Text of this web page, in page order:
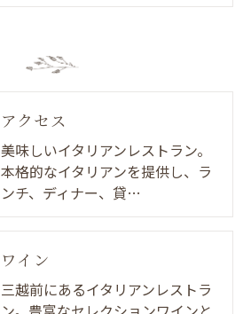
アクセス
美味しいイタリアンレストラン。
本格的なイタリアンを提供し、ラ
ンチ、ディナー、貸…
ワイン
三越前にあるイタリアンレストラ